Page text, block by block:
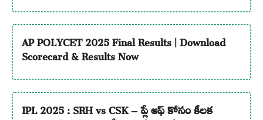
AP POLYCET 2025 Final Results | Download
Scorecard & Results Now
IPL 2025 : SRH vs CSK – ప్లే ఆఫ్ కోసం కీలక